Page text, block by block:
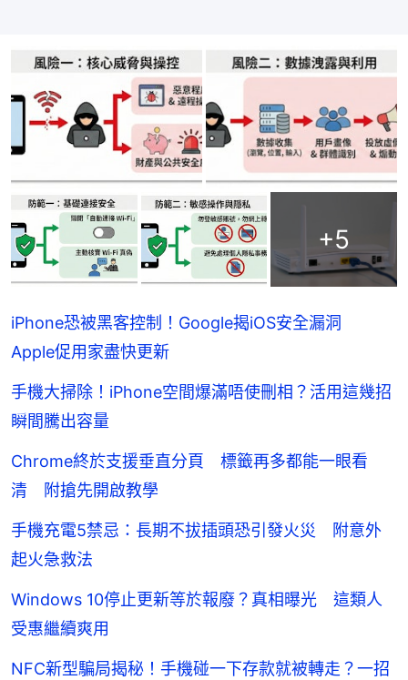
+5
iPhone恐被黑客控制！Google揭iOS安全漏洞
Apple促用家盡快更新
手機大掃除！iPhone空間爆滿唔使刪相？活用這幾招
瞬間騰出容量
Chrome終於支援垂直分頁 標籤再多都能一眼看
清 附搶先開啟教學
手機充電5禁忌：長期不拔插頭恐引發火災 附意外
起火急救法
Windows 10停止更新等於報廢？真相曝光 這類人
受惠繼續爽用
NFC新型騙局揭秘！手機碰一下存款就被轉走？一招